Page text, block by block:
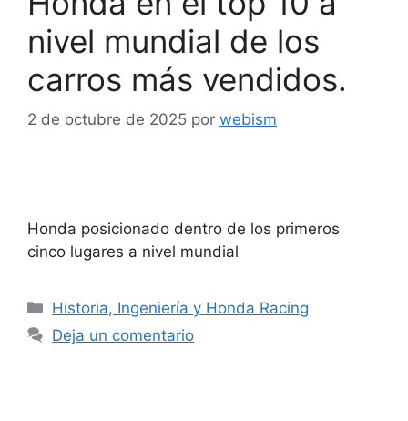
nivel mundial de los
carros más vendidos.
2 de octubre de 2025 por webism
Honda posicionado dentro de los primeros
cinco lugares a nivel mundial
Historia, Ingeniería y Honda Racing
Deja un comentario